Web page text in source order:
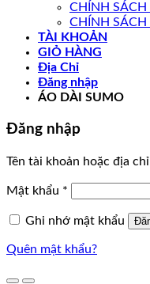
CHÍNH SÁCH
CHÍNH
TÀI KHOẢN
GIỎ HÀNG
Địa Chỉ
Đăng nhập
ÁO DÀI SUMO
Đăng nhập
Tên tài khoản hoặc địa chỉ
Mật khẩu *
Ghi nhớ mật khẩu
Quên mật khẩu?